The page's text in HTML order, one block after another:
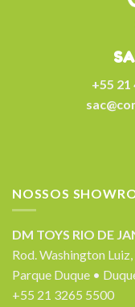
+55 21
NOSSOS
DM TOYS RIO DE
Rod. Washington
Parque Duque •
+55 21 3265 5500